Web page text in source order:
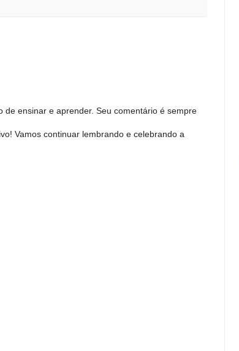
ensinar e aprender. Seu comentário é sempre
Vamos continuar lembrando e celebrando a